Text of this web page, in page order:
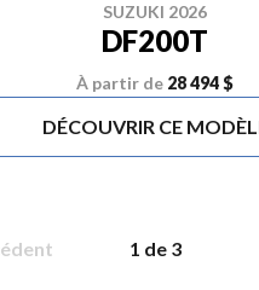
SUZUKI 2026
DF200T
À partir de 28 494 $
DÉCOUVRIR CE
1 de 3